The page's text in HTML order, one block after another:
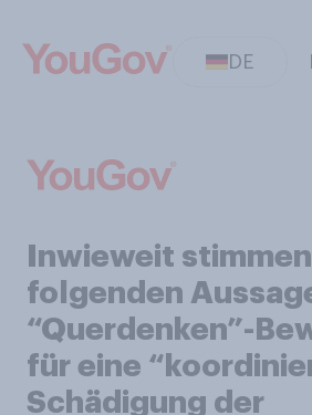
DE
Inwieweit
folgenden
“Querdenken”-
für eine
Schädigung der